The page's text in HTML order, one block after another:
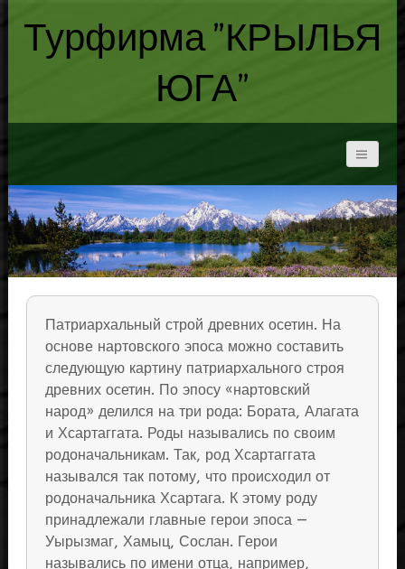
Турфирма "КРЫЛЬЯ
ЮГА"
Патриархальный строй древних осетин. На
основе нартовского эпоса можно составить
следующую картину патриархального строя
древних осетин. По эпосу «нартовский
народ» делился на три рода: Бората, Алагата
и Хсартаггата. Роды назывались по своим
родоначальникам. Так, род Хсартаггата
назывался так потому, что происходил от
родоначальника Хсартага. К этому роду
принадлежали главные герои эпоса —
Уырызмаг, Хамыц, Сослан. Герои
назывались по имени отца, например,